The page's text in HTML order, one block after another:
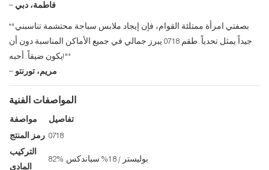
– فاطمة، دبي
*"بصفتي امرأة ممتلئة القوام، فإن إيجاد ملابس سباحة محتشمة تناسبني
جيداً يمثل تحدياً. طقم 0718 يبرز جمالي في جميع الأماكن المناسبة دون أن
يكون ضيقاً. أحبه!"*
– مريم، تورنتو
المواصفات الفنية
مواصفة
تفاصيل
رمز المنتج 0718
التركيب
المادي
82% بوليستر / 18% سباندكس